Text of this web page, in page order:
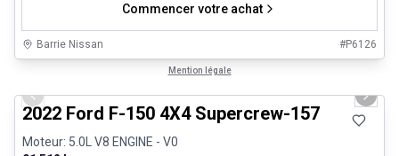
Commencer votre achat
Barrie Nissan #P6126
Mention légale
Previous slide Next
2022 Ford F-150 4X4 Supercrew-157
Moteur: 5.0L V8 ENGINE - V0